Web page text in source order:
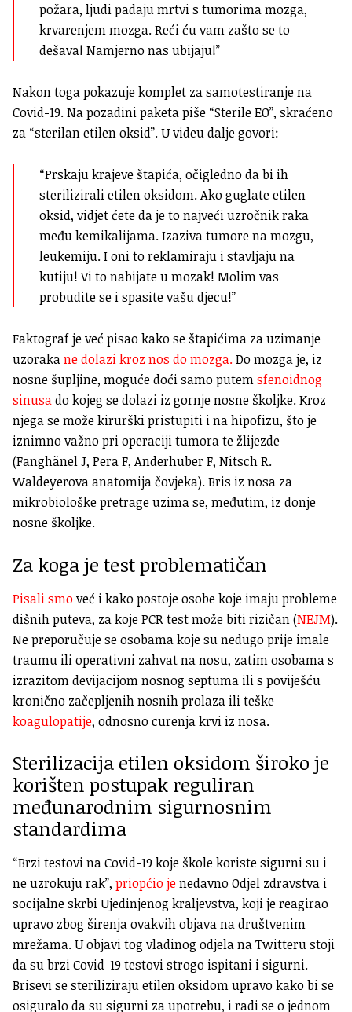
požara, ljudi padaju mrtvi s tumorima mozga,
krvarenjem mozga. Reći ću vam zašto se to
dešava! Namjerno nas ubijaju!”
Nakon toga pokazuje komplet za samotestiranje na
Covid-19. Na pozadini paketa piše “Sterile EO”, skraćeno
za “sterilan etilen oksid”. U videu dalje govori:
“Prskaju krajeve štapića, očigledno da bi ih
sterilizirali etilen oksidom. Ako guglate etilen
oksid, vidjet ćete da je to najveći uzročnik raka
među kemikalijama. Izaziva tumore na mozgu,
leukemiju. I oni to reklamiraju i stavljaju na
kutiju! Vi to nabijate u mozak! Molim vas
probudite se i spasite vašu djecu!”
Faktograf je već pisao kako se štapićima za uzimanje
uzorakane dolazi kroz nos do mozga.Do mozga je, iz
nosne šupljine, moguće doći samo putemsfenoidnog
sinusado kojeg se dolazi iz gornje nosne školjke. Kroz
njega se može kirurški pristupiti i na hipofizu, što je
iznimno važno pri operaciji tumora te žlijezde
(Fanghänel J, Pera F, Anderhuber F, Nitsch R.
Waldeyerova anatomija čovjeka). Bris iz nosa za
mikrobiološke pretrage uzima se, međutim, iz donje
nosne školjke.
Za koga je test problematičan
Pisali smoveć i kako postoje osobe koje imaju probleme
dišnih puteva, za koje PCR test može biti rizičan (NEJM).
Ne preporučuje se osobama koje su nedugo prije imale
traumu ili operativni zahvat na nosu, zatim osobama s
izrazitom devijacijom nosnog septuma ili s poviješću
kronično začepljenih nosnih prolaza ili teške
koagulopatije, odnosno curenja krvi iz nosa.
Sterilizacija etilen oksidom široko je
korišten postupak reguliran
međunarodnim sigurnosnim
standardima
“Brzi testovi na Covid-19 koje škole koriste sigurni su i
ne uzrokuju rak”, priopćio jenedavno Odjel zdravstva i
socijalne skrbi Ujedinjenog kraljevstva, koji je reagirao
upravo zbog širenja ovakvih objava na društvenim
mrežama. U objavi tog vladinog odjela na Twitteru stoji
da su brzi Covid-19 testovi strogo ispitani i sigurni.
Brisevi se steriliziraju etilen oksidom upravo kako bi se
osiguralo da su sigurni za upotrebu, i radi se o jednom